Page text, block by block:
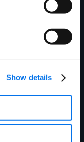
Show details